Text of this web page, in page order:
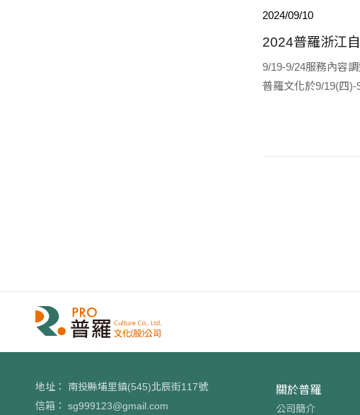
2024/09/10
2024普羅浙江
9/19-9/24服務內容
普羅文化於9/19(四
地址：
南投縣埔里鎮(545)北辰街117號
信箱：
sg999123@gmail.com
關於普羅
公司簡介